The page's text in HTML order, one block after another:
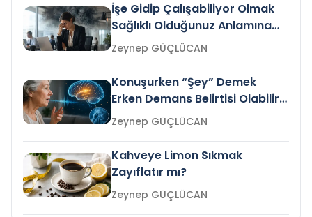
İşe Gidip Çalışabiliyor Olmak
Sağlıklı Olduğunuz Anlamına
Gelir mi?Zeynep GÜÇLÜCAN
Konuşurken “Şey” Demek
Erken Demans Belirtisi Olabilir
mi?
Zeynep GÜÇLÜCAN
Kahveye Limon Sıkmak
Zayıflatır mı?
Zeynep GÜÇLÜCAN